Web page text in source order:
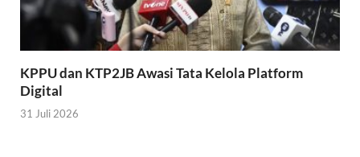
KPPU dan KTP2JB Awasi Tata Kelola Platform
Digital
31 Juli 2026